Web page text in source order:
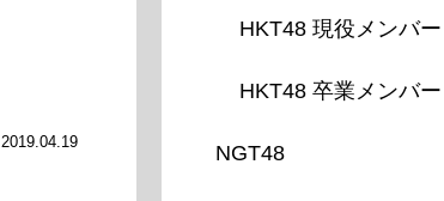
2019.04.19
HKT48 現役メンバー
HKT48 卒業メンバー
NGT48